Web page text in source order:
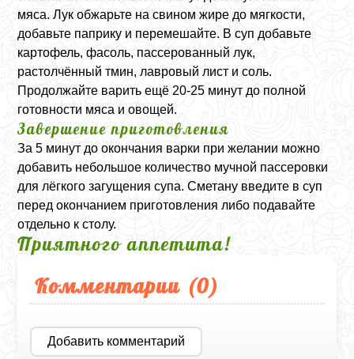
мяса. Лук обжарьте на свином жире до мягкости,
добавьте паприку и перемешайте. В суп добавьте
картофель, фасоль, пассерованный лук,
растолчённый тмин, лавровый лист и соль.
Продолжайте варить ещё 20-25 минут до полной
готовности мяса и овощей.
Завершение приготовления
За 5 минут до окончания варки при желании можно
добавить небольшое количество мучной пассеровки
для лёгкого загущения супа. Сметану введите в суп
перед окончанием приготовления либо подавайте
отдельно к столу.
Приятного аппетита!
Комментарии (0)
Добавить комментарий